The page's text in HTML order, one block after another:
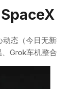
态（今日无
Grok车机整